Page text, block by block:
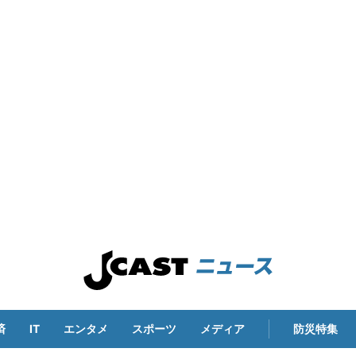
IT エンタメ スポーツ メディア 防災特集